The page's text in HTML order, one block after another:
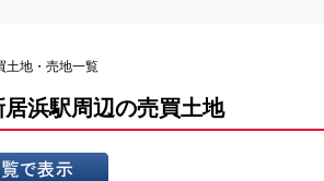
土地・売地一覧
居浜駅周辺の売買土地